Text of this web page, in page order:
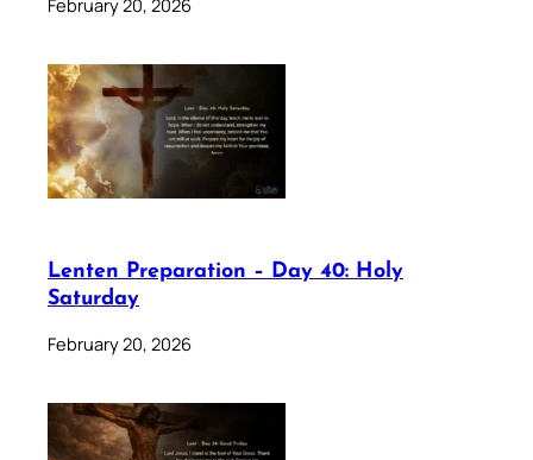
Lenten Preparation – Day 40: Holy
Saturday
February 20, 2026